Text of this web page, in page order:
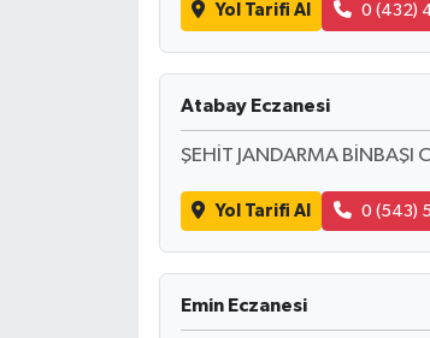
Yol Tarifi Al 0 (432)
Atabay Eczanesi
ŞEHİT JANDARMA BİNBAŞI
Yol Tarifi Al 0 (543)
Emin Eczanesi